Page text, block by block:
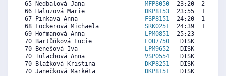
65 Nedbalová Jana MFP8050
23:20  2011
66 Haluzová Marie
DKP8153
23:55  1658
67 Pinkava Anna
FSP8151
24:20  1406
68 Lockerová Michaela SRK0251
24:39  1214
69 Hofmanová Anna
LPM0851
25:23   770
70 Bartůňková Lucie
LOU7750
DISK     0
70 Benešová Iva
LPM9652
DISK     0
70 Tulachová Anna VSP0554
DISK     0
70 Blažková Kristina
DKP8251
DISK     0
70 Janečková Markéta
DKP8151
DISK     0